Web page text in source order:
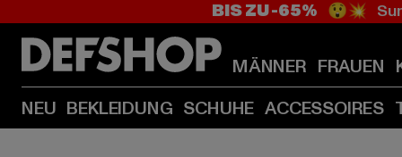
BIS ZU -65% 😲💥
MÄNNER FRAUEN
NEU BEKLEIDUNG SCHUHE ACCESSOIRES